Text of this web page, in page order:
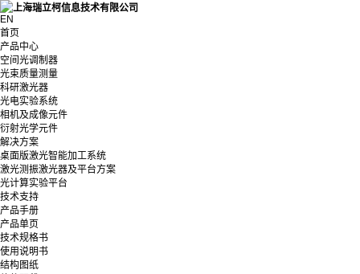
EN
首页
产品中心
空间光调制器
光束质量测量
科研激光器
光电实验系统
相机及成像元件
衍射光学元件
解决方案
桌面版激光智能加工系统
激光测振激光器及平台方案
光计算实验平台
技术支持
产品手册
产品单页
技术规格书
使用说明书
结构图纸